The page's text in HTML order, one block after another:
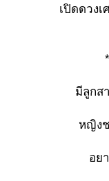
เปิดดวงเ
มีลูกส
หญิง
อย